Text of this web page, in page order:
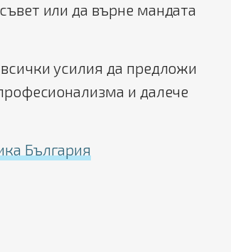
или да върне мандата
усилия да предложи
и далече
България